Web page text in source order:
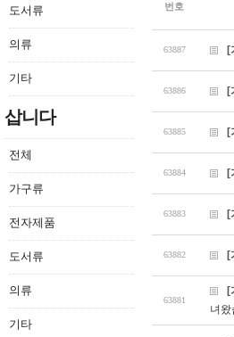
도서류
의류
기타
삽니다
전체
가구류
전자제품
도서류
의류
기타
번호
63887 [
63886 [
63885 [
63884 [
63883 [
63882 [
63881
[
녀왔